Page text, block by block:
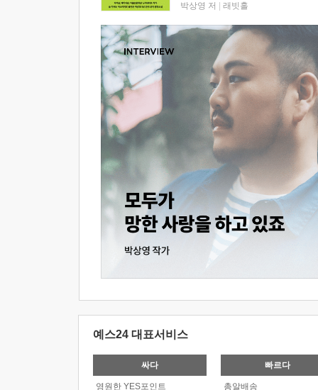
박상영 저 래빗홀
예스24 대표서비스
싸다
영원한 YES포인트
빠르다
총알배송